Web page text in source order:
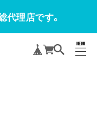
代理店です。
MENU
CLOSE